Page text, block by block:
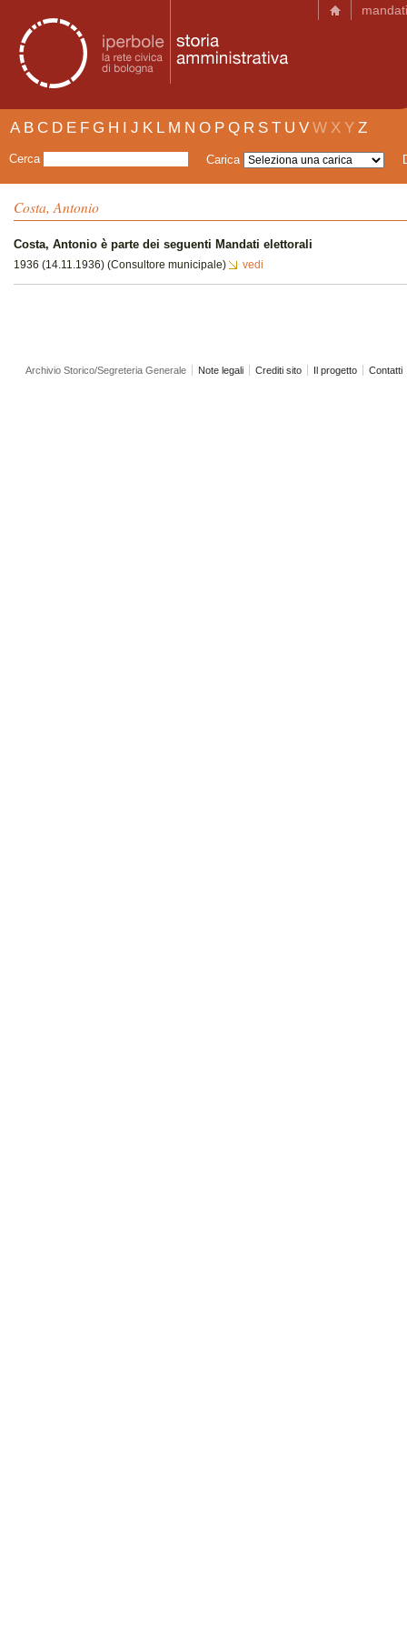
mandati
A B C D E F G H I J K L M N O P Q R S T U V W X Y Z
Cerca Carica
Costa, Antonio
Costa, Antonio è parte dei seguenti Mandati elettorali
1936 (14.11.1936) (Consultore municipale) vedi
Archivio Storico/Segreteria Generale Note legali Crediti sito Il progetto Contatti